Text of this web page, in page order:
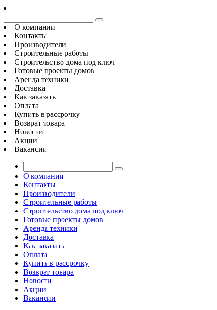
О компании
Контакты
Производители
Строительные работы
Строительство дома под ключ
Готовые проекты домов
Аренда техники
Доставка
Как заказать
Оплата
Купить в рассрочку
Возврат товара
Новости
Акции
Вакансии
О компании
Контакты
Производители
Строительные работы
Строительство дома под ключ
Готовые проекты домов
Аренда техники
Доставка
Как заказать
Оплата
Купить в рассрочку
Возврат товара
Новости
Акции
Вакансии